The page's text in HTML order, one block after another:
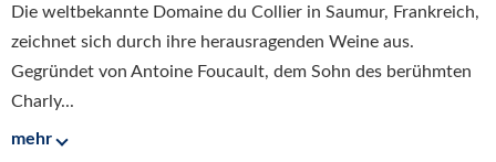
Die weltbekannte Domaine du Collier in Saumur, Frankreich,
zeichnet sich durch ihre herausragenden Weine aus.
Gegründet von Antoine Foucault, dem Sohn des berühmten
Charly...
mehr